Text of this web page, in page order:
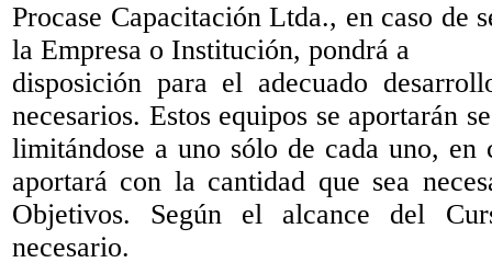
Procase Capacitación Ltda., en caso de
la Empresa o Institución, pondrá a
disposición para el adecuado
necesarios. Estos equipos se aportarán
limitándose a uno sólo de cada uno, en
aportará con la cantidad que sea
Objetivos. Según el alcance del
necesario.